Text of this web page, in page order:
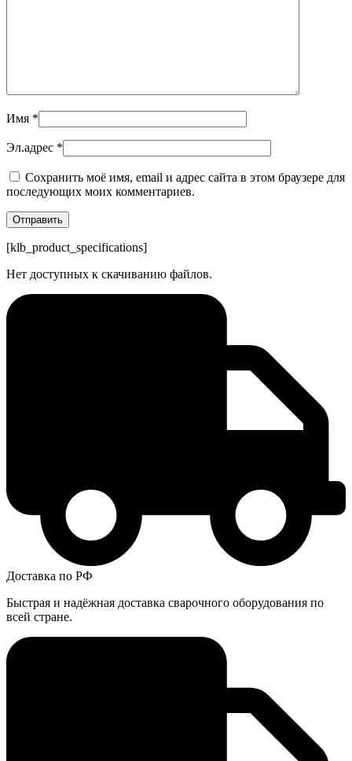
Имя *
Эл.адрес *
Сохранить моё имя, email и адрес сайта в этом браузере для
последующих моих комментариев.
[klb_product_specifications]
Нет доступных к скачиванию файлов.
Доставка по РФ
Быстрая и надёжная доставка сварочного оборудования по
всей стране.